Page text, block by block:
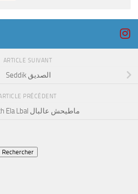
ARTICLE SUIVANT
Seddik الصديق
PRÉCÉDENT
Mattihch Ela Lbal ماطيحش عالبال
Rechercher